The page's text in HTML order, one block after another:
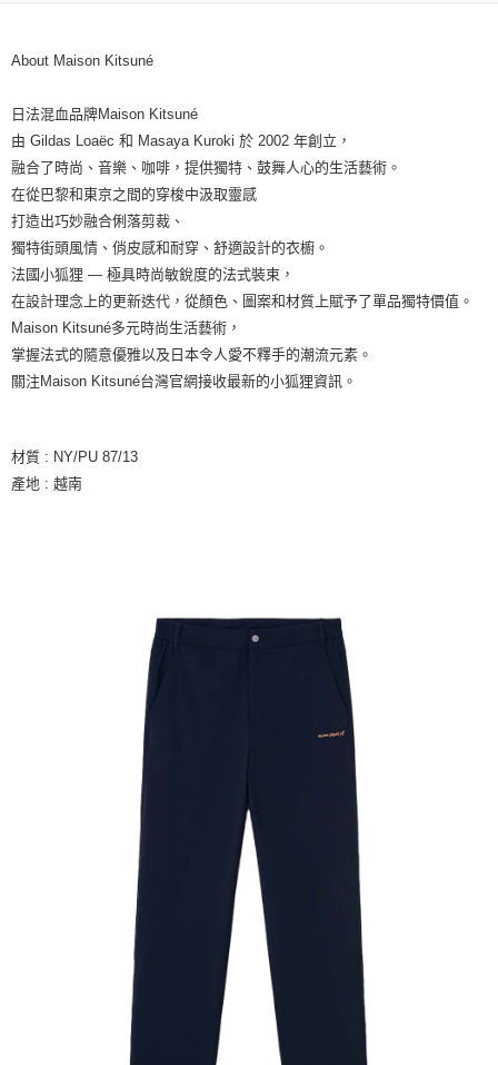
About Maison Kitsuné
日法混血品牌Maison Kitsuné
由 Gildas Loaëc 和 Masaya Kuroki 於 2002 年創立，
融合了時尚、音樂、咖啡，提供獨特、鼓舞人心的生活藝術。
在從巴黎和東京之間的穿梭中汲取靈感
打造出巧妙融合俐落剪裁、
獨特街頭風情、俏皮感和耐穿、舒適設計的衣櫥。
法國小狐狸 — 極具時尚敏銳度的法式裝束，
在設計理念上的更新迭代，從顏色、圖案和材質上賦予了單品獨特價值。
Maison Kitsuné多元時尚生活藝術，
掌握法式的隨意優雅以及日本令人愛不釋手的潮流元素。
關注Maison Kitsuné台灣官網接收最新的小狐狸資訊。
材質 : NY/PU 87/13
產地 : 越南